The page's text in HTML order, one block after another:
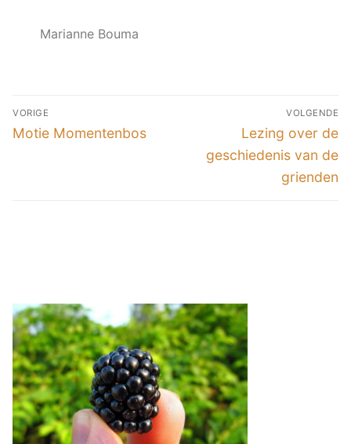
Marianne Bouma
VORIGE
Motie Momentenbos
VOLGENDE
Lezing over de
geschiedenis van de
grienden